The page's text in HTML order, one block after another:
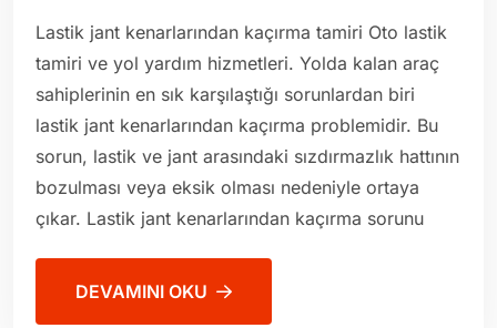
Lastik jant kenarlarından kaçırma tamiri Oto lastik
tamiri ve yol yardım hizmetleri. Yolda kalan araç
sahiplerinin en sık karşılaştığı sorunlardan biri
lastik jant kenarlarından kaçırma problemidir. Bu
sorun, lastik ve jant arasındaki sızdırmazlık hattının
bozulması veya eksik olması nedeniyle ortaya
çıkar. Lastik jant kenarlarından kaçırma sorunu
DEVAMINI OKU